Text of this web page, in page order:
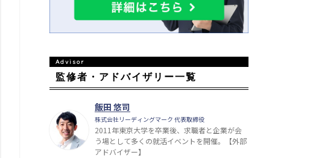
監修者・アドバイザリー一覧
飯田 悠司
株式会社リーディングマーク 代表取締役
2011年東京大学を卒業後、求職者と企業が会
う場として多くの就活イベントを開催。【外部
アドバイザー】